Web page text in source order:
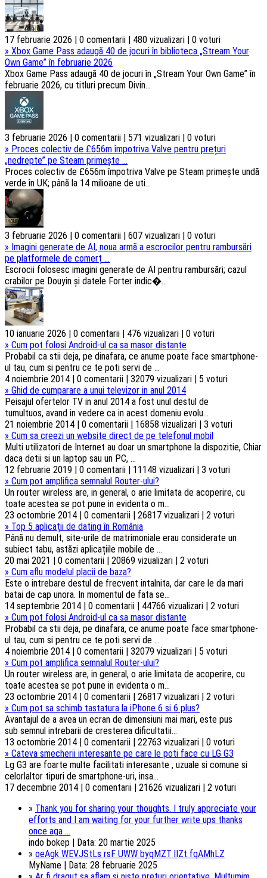
17 februarie 2026 | 0 comentarii | 480 vizualizari | 0 voturi
» Xbox Game Pass adaugă 40 de jocuri în biblioteca „Stream Your
Own Game” în februarie 2026
Xbox Game Pass adaugă 40 de jocuri în „Stream Your Own Game” în
februarie 2026, cu titluri precum Divin...
3 februarie 2026 | 0 comentarii | 571 vizualizari | 0 voturi
» Proces colectiv de £656m împotriva Valve pentru prețuri
„nedrepte” pe Steam primește ...
Proces colectiv de £656m împotriva Valve pe Steam primește undă
verde în UK; până la 14 milioane de uti...
3 februarie 2026 | 0 comentarii | 607 vizualizari | 0 voturi
» Imagini generate de AI, noua armă a escrocilor pentru rambursări
pe platformele de comerț ...
Escrocii folosesc imagini generate de AI pentru rambursări; cazul
crabilor pe Douyin și datele Forter indic�...
10 ianuarie 2026 | 0 comentarii | 476 vizualizari | 0 voturi
» Cum pot folosi Android-ul ca sa masor distante
Probabil ca stii deja, pe dinafara, ce anume poate face smartphone-
ul tau, cum si pentru ce te poti servi de ...
4 noiembrie 2014 | 0 comentarii | 32079 vizualizari | 5 voturi
» Ghid de cumparare a unui televizor in anul 2014
Peisajul ofertelor TV in anul 2014 a fost unul destul de
tumultuos, avand in vedere ca in acest domeniu evolu...
21 noiembrie 2014 | 0 comentarii | 16858 vizualizari | 3 voturi
» Cum sa creezi un website direct de pe telefonul mobil
Multi utilizatori de Internet au doar un smartphone la dispozitie, Chiar
daca detii si un laptop sau un PC, ...
12 februarie 2019 | 0 comentarii | 11148 vizualizari | 3 voturi
» Cum pot amplifica semnalul Router-ului?
Un router wireless are, in general, o arie limitata de acoperire, cu
toate acestea se pot pune in evidenta o m...
23 octombrie 2014 | 0 comentarii | 26817 vizualizari | 2 voturi
» Top 5 aplicații de dating în România
Până nu demult, site-urile de matrimoniale erau considerate un
subiect tabu, astăzi aplicațiile mobile de ...
20 mai 2021 | 0 comentarii | 20869 vizualizari | 2 voturi
» Cum aflu modelul placii de baza?
Este o intrebare destul de frecvent intalnita, dar care le da mari
batai de cap unora. In momentul de fata se...
14 septembrie 2014 | 0 comentarii | 44766 vizualizari | 2 voturi
» Cum pot folosi Android-ul ca sa masor distante
Probabil ca stii deja, pe dinafara, ce anume poate face smartphone-
ul tau, cum si pentru ce te poti servi de ...
4 noiembrie 2014 | 0 comentarii | 32079 vizualizari | 5 voturi
» Cum pot amplifica semnalul Router-ului?
Un router wireless are, in general, o arie limitata de acoperire, cu
toate acestea se pot pune in evidenta o m...
23 octombrie 2014 | 0 comentarii | 26817 vizualizari | 2 voturi
» Cum pot sa schimb tastatura la iPhone 6 si 6 plus?
Avantajul de a avea un ecran de dimensiuni mai mari, este pus
sub semnul intrebarii de cresterea dificultatii...
13 octombrie 2014 | 0 comentarii | 22763 vizualizari | 0 voturi
» Cateva smecherii interesante pe care le poti face cu LG G3
Lg G3 are foarte multe facilitati interesante , uzuale si comune si
celorlaltor tipuri de smartphone-uri, insa...
17 decembrie 2014 | 0 comentarii | 21626 vizualizari | 2 voturi
» Thank you for sharing your thoughts. I truly appreciate your
efforts and I am waiting for your further write ups thanks
once aga ...
indo bokep | Data: 20 martie 2025
» oeAgk WEVJStLs rsF UWW byqMZT lIZt fqAMhLZ
MyName | Data: 28 februarie 2025